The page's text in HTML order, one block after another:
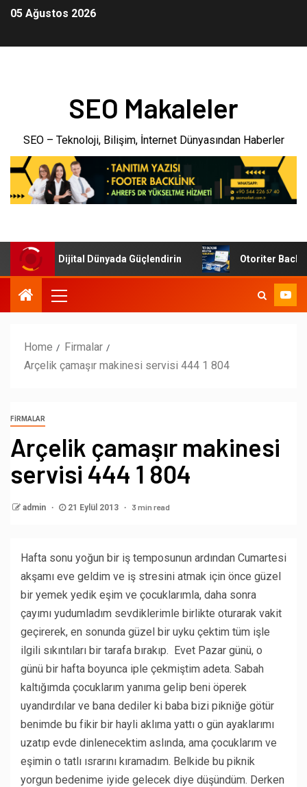
05 Ağustos 2026
SEO Makaleler
SEO – Teknoloji, Bilişim, İnternet Dünyasından Haberler
Dijital Dünyada Güçlendirin Otoriter Backlink
Home
Firmalar
Arçelik çamaşır makinesi servisi 444 1 804
FIRMALAR
Arçelik çamaşır makinesi
servisi 444 1 804
admin 21 Eylül 2013 3 min read
Hafta sonu yoğun bir iş temposunun ardından Cumartesi
akşamı eve geldim ve iş stresini atmak için önce güzel
bir yemek yedik eşim ve çocuklarımla, daha sonra
çayımı yudumladım sevdiklerimle birlikte oturarak vakit
geçirerek, en sonunda güzel bir uyku çektim tüm işle
ilgili sıkıntıları bir tarafa bırakıp. Evet Pazar günü, o
günü bir hafta boyunca iple çekmiştim adeta. Sabah
kaltığımda çocuklarım yanıma gelip beni öperek
uyandırdılar ve bana dediler ki baba bizi pikniğe götür
benimde bu fikir bir hayli aklıma yattı o gün ayaklarımı
uzatıp evde dinlenecektim aslında, ama çocuklarım ve
eşimin o tatlı ısrarını kıramadım. Belkide bu piknik
yorgun bedenime iyide gelecek diye düşündüm. Derken